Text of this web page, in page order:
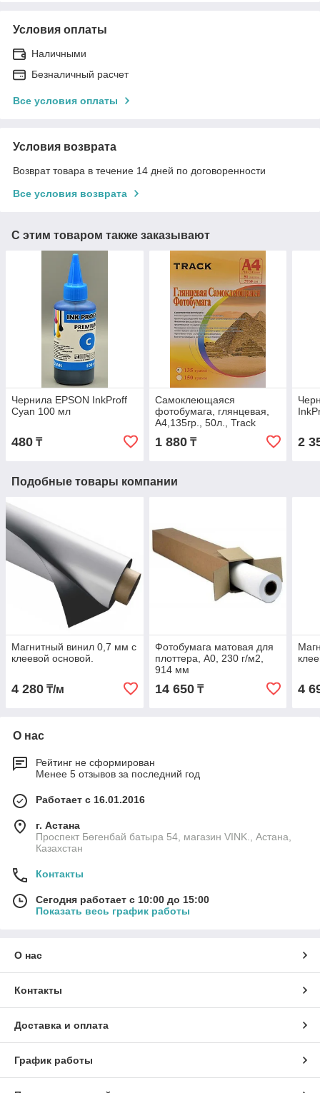
Условия оплаты
Наличными
Безналичный расчет
Все условия оплаты
Условия возврата
Возврат товара в течение 14 дней по договоренности
Все условия возврата
С этим товаром также заказывают
Чернила EPSON InkProff
Cyan 100 мл
480 ₸
Самоклеющаяся
фотобумага, глянцевая,
A4,135гр., 50л., Track
1 880₸ 2
Подобные товары компании
Магнитный винил 0,7 мм с
клеевой основой.
4 280 ₸/м
Фотобумага матовая для
плоттера, A0, 230 г/м2,
914 мм
14 650₸ 4
О нас
Рейтинг не сформирован
Менее 5 отзывов за последний год
Работает с 16.01.2016
г. Астана
Проспект Бөгенбай батыра 54, магазин VINK., Астана,
Казахстан
Контакты
Сегодня работает с 10:00 до 15:00
Показать весь график работы
О нас
Контакты
Доставка и оплата
График работы